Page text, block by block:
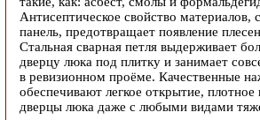
Антисептическое свойство материалов,
панель, предотвращает появление
Стальная сварная петля выдерживает
дверцу люка под плитку и занимает
в ревизионном проёме. Качественные
обеспечивают легкое открытие, плотное
дверцы люка даже с любыми видами